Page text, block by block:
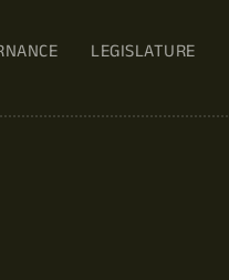
LEGISLATURE